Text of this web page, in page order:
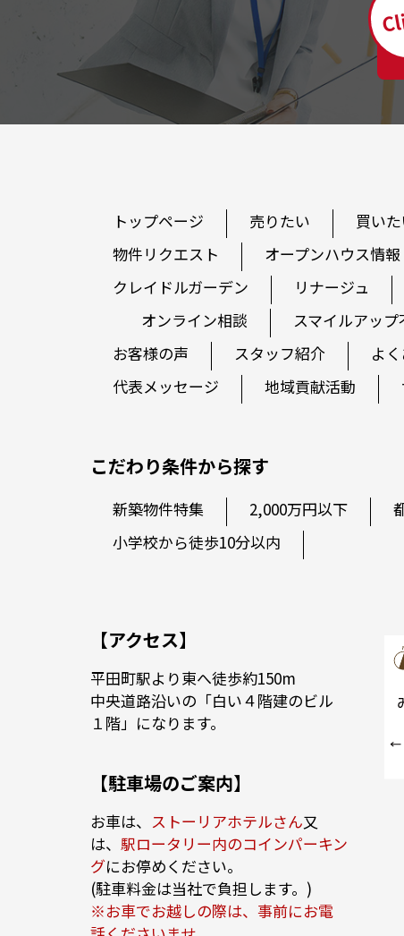
トップページ 売りたい 買い
物件リクエスト
オープンハウス情報
クレイドルガーデン
リナージュ
オンライン相談
スマイルアッ
お客様の声
スタッフ紹介 よ
代表メッセージ
地域貢献活動
こだわり条件から探す
新築物件特集 2,000万円以下
小学校から徒歩10分以内
【アクセス】
平田町駅より東へ徒歩約150m
中央道路沿いの「白い４階建のビル
１階」になります。
【駐車場のご案内】
お車は、 ストーリアホテルさん又
は、 駅ロータリー内のコインパーキン
グにお停めください。
(駐車料金は当社で負担します。)
※お車でお越しの際は、事前にお電